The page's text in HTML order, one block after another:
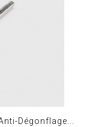
Dégonflage...